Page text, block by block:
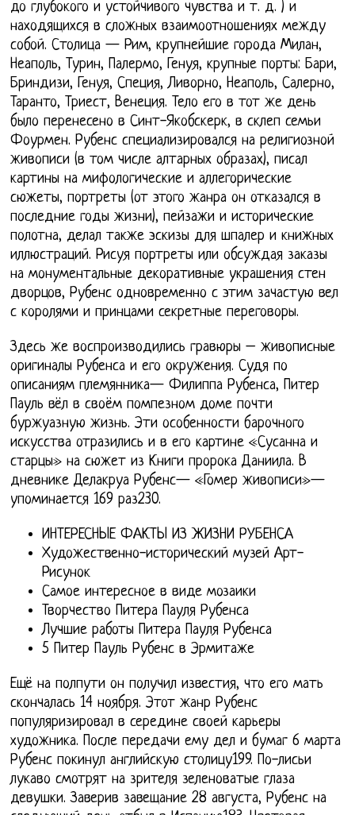
до глубокого и устойчивого чувства и т. д. ) и
находящихся в сложных взаимоотношениях между
собой. Столица — Рим, крупнейшие города Милан,
Неаполь, Турин, Палермо, Генуя, крупные порты: Бари,
Бриндизи, Генуя, Специя, Ливорно, Неаполь, Салерно,
Таранто, Триест, Венеция. Тело его в тот же день
было перенесено в Синт-Якобскерк, в склеп семьи
Фоурмен. Рубенс специализировался на религиозной
живописи (в том числе алтарных образах), писал
картины на мифологические и аллегорические
сюжеты, портреты (от этого жанра он отказался в
последние годы жизни), пейзажи и исторические
полотна, делал также эскизы для шпалер и книжных
иллюстраций. Рисуя портреты или обсуждая заказы
на монументальные декоративные украшения стен
дворцов, Рубенс одновременно с этим зачастую вел
с королями и принцами секретные переговоры.
Здесь же воспроизводились гравюры – живописные
оригиналы Рубенса и его окружения. Судя по
описаниям племянника— Филиппа Рубенса, Питер
Пауль вёл в своём помпезном доме почти
буржуазную жизнь. Эти особенности барочного
искусства отразились и в его картине «Сусанна и
старцы» на сюжет из Книги пророка Даниила. В
дневнике Делакруа Рубенс— «Гомер живописи»—
упоминается 169 раз230.
ИНТЕРЕСНЫЕ ФАКТЫ ИЗ ЖИЗНИ РУБЕНСА
Художественно-исторический музей Арт-
Рисунок
Самое интересное в виде мозаики
Творчество Питера Пауля Рубенса
Лучшие работы Питера Пауля Рубенса
5 Питер Пауль Рубенс в Эрмитаже
Ещё на полпути он получил известия, что его мать
скончалась 14 ноября. Этот жанр Рубенс
популяризировал в середине своей карьеры
художника. После передачи ему дел и бумаг 6 марта
Рубенс покинул английскую столицу199. По-лисьи
лукаво смотрят на зрителя зеленоватые глаза
девушки. Заверив завещание 28 августа, Рубенс на